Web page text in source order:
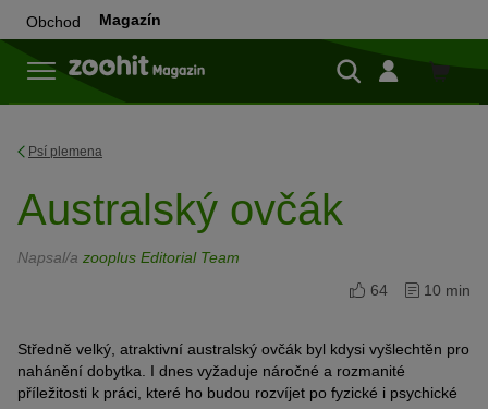
Obchod Magazín
Do
Psí plemena
Australský ovčák
Napsal/a zooplus Editorial Team
64
10 min
Středně velký, atraktivní australský ovčák byl kdysi vyšlechtěn pro
nahánění dobytka. I dnes vyžaduje náročné a rozmanité
příležitosti k práci, které ho budou rozvíjet po fyzické i psychické